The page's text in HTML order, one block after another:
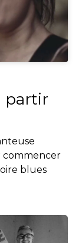
partir
commencer
blues